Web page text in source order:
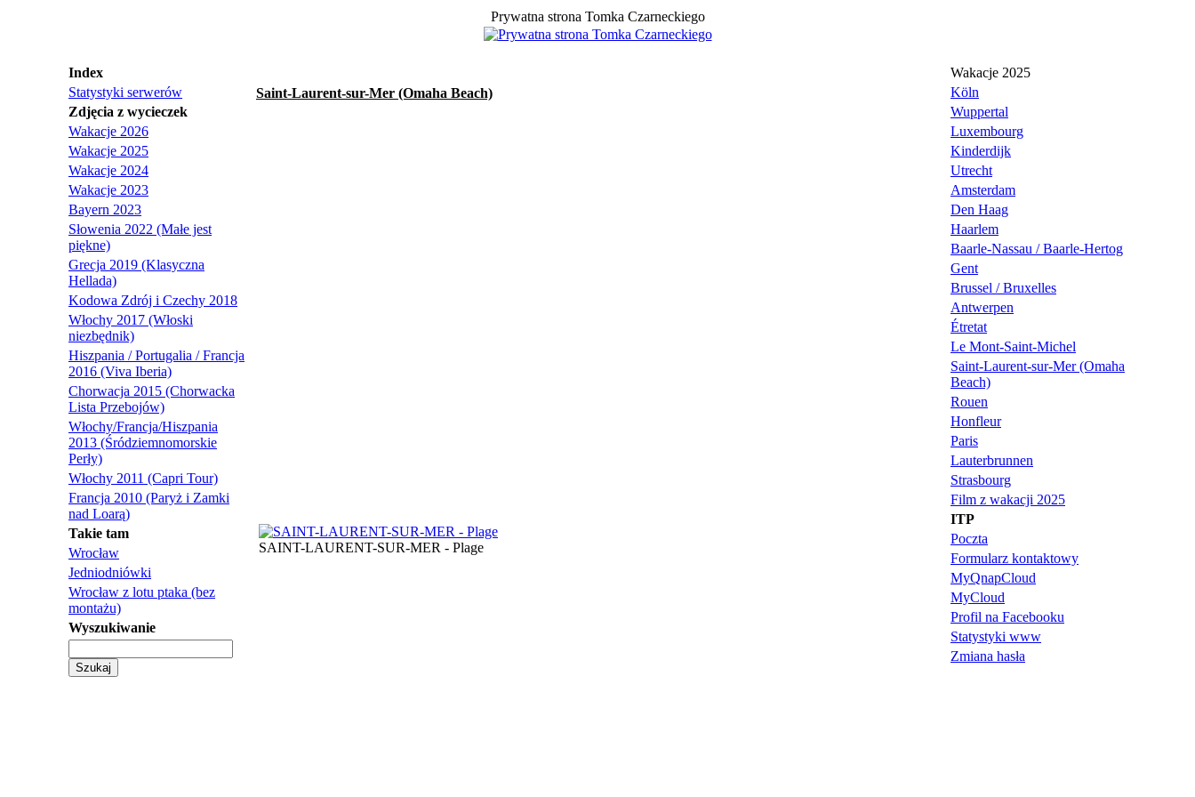
Prywatna strona Tomka Czarneckiego
Index
Statystyki serwerów
Zdjęcia z wycieczek
Wakacje 2026
Wakacje 2025
Wakacje 2024
Wakacje 2023
Bayern 2023
Słowenia 2022 (Małe jest
piękne)
Grecja 2019 (Klasyczna
Hellada)
Kodowa Zdrój i Czechy 2018
Włochy 2017 (Włoski
niezbędnik)
Hiszpania / Portugalia / Francja
2016 (Viva Iberia)
Chorwacja 2015 (Chorwacka
Lista Przebojów)
Włochy/Francja/Hiszpania
2013 (Śródziemnomorskie
Perły)
Włochy 2011 (Capri Tour)
Francja 2010 (Paryż i Zamki
nad Loarą)
Takie tam
Wrocław
Jedniodniówki
Wrocław z lotu ptaka (bez
montażu)
Wyszukiwanie
Saint-Laurent-sur-Mer (Omaha Beach)
SAINT-LAURENT-SUR-MER - Plage
Wakacje 2025
Köln
Wuppertal
Luxembourg
Kinderdijk
Utrecht
Amsterdam
Den Haag
Haarlem
Baarle-Nassau / Baarle-Hertog
Gent
Brussel / Bruxelles
Antwerpen
Étretat
Le Mont-Saint-Michel
Saint-Laurent-sur-Mer (Omaha
Beach)
Rouen
Honfleur
Paris
Lauterbrunnen
Strasbourg
Film z wakacji 2025
ITP
Poczta
Formularz kontaktowy
MyQnapCloud
MyCloud
Profil na Facebooku
Statystyki www
Zmiana hasła